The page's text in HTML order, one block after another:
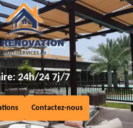
24h/24 7j/7
Contactez-nous